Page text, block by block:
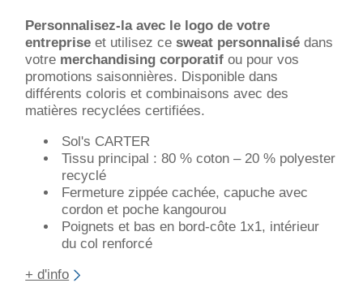
Personnalisez-la avec le logo de votre
entreprise et utilisez cesweat personnalisé dans
votre merchandising corporatif ou pour vos
promotions saisonnières. Disponible dans
différents coloris et combinaisons avec des
matières recyclées certifiées.
Sol's CARTER
Tissu principal : 80 % coton – 20 % polyester
recyclé
Fermeture zippée cachée, capuche avec
cordon et poche kangourou
Poignets et bas en bord-côte 1x1, intérieur
du col renforcé
+ d'info